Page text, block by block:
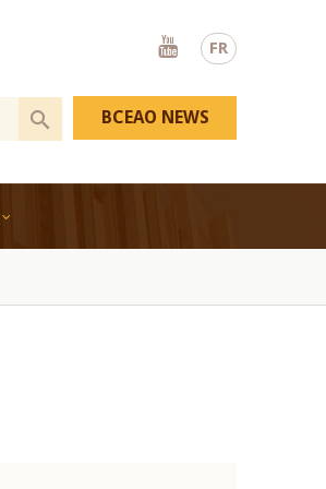
FR
Youtube
BCEAO NEWS